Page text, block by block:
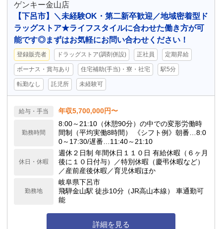
ゲンキー金山店
【下呂市】＼未経験OK・第二新卒歓迎／地域密着型ド
ラッグストア★ライフスタイルに合わせた働き方が可
能です◎まずはお気軽にお問い合わせください！
登録販売者 ドラッグストア(調剤併設) 正社員 定期昇給
ボーナス・賞与あり 住宅補助(手当)・寮・社宅 駅5分
転勤なし 託児所 未経験可
給与・手当 年収5,700,000円〜
勤務時間
8:00～21:10（休憩90分）の中での変形労働時
間制（平均実働8時間） 《シフト例》朝番…8:0
0～17:30/遅番…11:40～21:10
休日・休暇
週休２日制 年間休日１１０日 有給休暇（６ヶ月
後に１０日付与）／特別休暇（慶弔休暇など）
／産前産後休暇／育児休暇ほか
勤務地
岐阜県下呂市
飛騨金山駅 徒歩10分（JR高山本線） 車通勤可
能
詳細を見る